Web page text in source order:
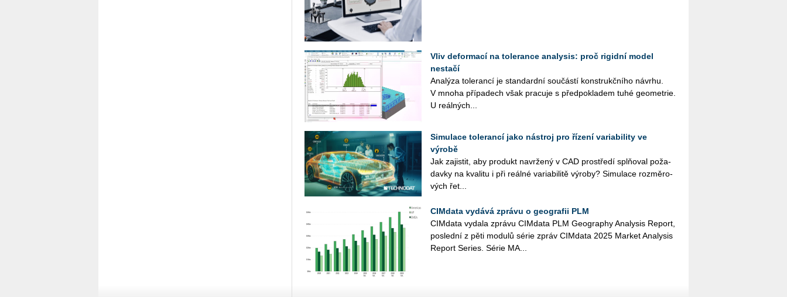
Vliv deformací na tolerance analysis: proč rigidní model
nestačí
Ana­lý­za to­le­ran­cí je stan­dard­ní sou­čás­tí kon­strukč­ní­ho ná­vr­hu.
V mnoha pří­pa­dech však pra­cu­je s před­po­kla­dem tuhé ge­o­me­t­rie.
U re­ál­ných...
Simulace tolerancí jako nástroj pro řízení variability ve
výrobě
Jak za­jis­tit, aby pro­dukt na­vr­že­ný v CAD pro­stře­dí splňoval po­ža­
dav­ky na kva­li­tu i při re­ál­né va­ri­a­bi­li­tě vý­ro­by? Si­mu­la­ce roz­mě­ro­
vých ře­t...
CIMdata vydává zprávu o geografii PLM
CIM­da­ta vy­da­la zprá­vu CIM­da­ta PLM Ge­o­gra­phy Ana­ly­sis Re­port,
po­sled­ní z pěti mo­du­lů série zpráv CIM­da­ta 2025 Mar­ket Ana­ly­sis
Re­port Se­ries. Série MA...